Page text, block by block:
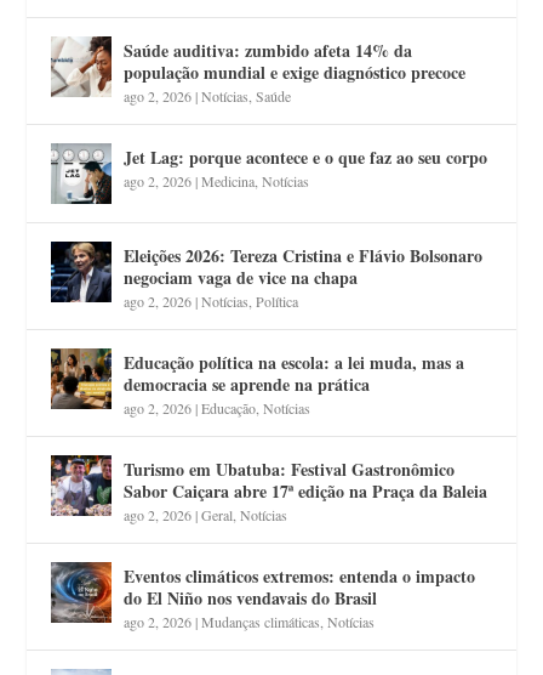
Saúde auditiva: zumbido afeta 14% da
população mundial e exige diagnóstico precoce
ago 2, 2026|Notícias ,Saúde
Jet Lag: porque acontece e o que faz ao seu corpo
ago 2, 2026|Medicina ,Notícias
Eleições 2026: Tereza Cristina e Flávio Bolsonaro
negociam vaga de vice na chapa
ago 2, 2026|Notícias ,Política
Educação política na escola: a lei muda, mas a
democracia se aprende na prática
ago 2, 2026|Educação ,Notícias
Turismo em Ubatuba: Festival Gastronômico
Sabor Caiçara abre 17ª edição na Praça da Baleia
ago 2, 2026|Geral ,Notícias
Eventos climáticos extremos: entenda o impacto
do El Niño nos vendavais do Brasil
ago 2, 2026|Mudanças climáticas ,Notícias